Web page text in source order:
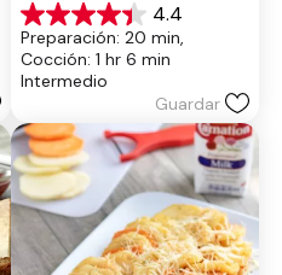
4.4
4.4
de
5
estrellas.
reseñas
Preparación: 20 min,
Cocción: 1 hr 6 min
Intermedio
Guardar